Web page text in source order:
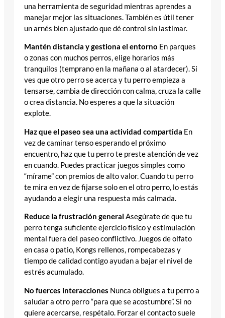
una herramienta de seguridad mientras aprendes a
manejar mejor las situaciones. También es útil tener
un arnés bien ajustado que dé control sin lastimar.
Mantén distancia y gestiona el entorno En parques
o zonas con muchos perros, elige horarios más
tranquilos (temprano en la mañana o al atardecer). Si
ves que otro perro se acerca y tu perro empieza a
tensarse, cambia de dirección con calma, cruza la calle
o crea distancia. No esperes a que la situación
explote.
Haz que el paseo sea una actividad compartida En
vez de caminar tenso esperando el próximo
encuentro, haz que tu perro te preste atención de vez
en cuando. Puedes practicar juegos simples como
“mírame” con premios de alto valor. Cuando tu perro
te mira en vez de fijarse solo en el otro perro, lo estás
ayudando a elegir una respuesta más calmada.
Reduce la frustración general Asegúrate de que tu
perro tenga suficiente ejercicio físico y estimulación
mental fuera del paseo conflictivo. Juegos de olfato
en casa o patio, Kongs rellenos, rompecabezas y
tiempo de calidad contigo ayudan a bajar el nivel de
estrés acumulado.
No fuerces interacciones Nunca obligues a tu perro a
saludar a otro perro “para que se acostumbre”. Si no
quiere acercarse, respétalo. Forzar el contacto suele